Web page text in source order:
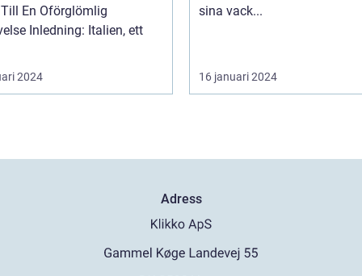
En Oförglömlig
Italien, ett
2024
sina vack...
16 januari 2024
Adress